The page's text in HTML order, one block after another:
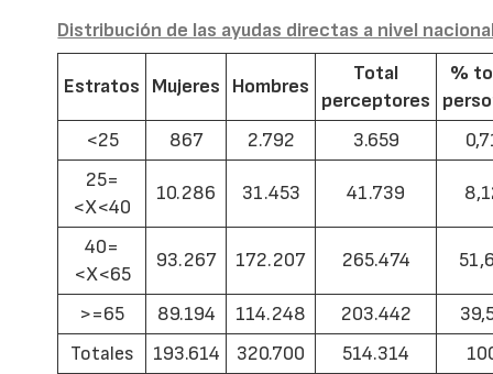
Distribución de las ayudas directas a nivel
Estratos Mujeres Hombres
Total
perceptores
%
<25
867 2.792 3.659
25=
<X<40
10.286 31.453 41.739
40=
<X<65
93.267 172.207 265.474
>=65 89.194 114.248 203.442
Totales
193.614 320.700 514.314